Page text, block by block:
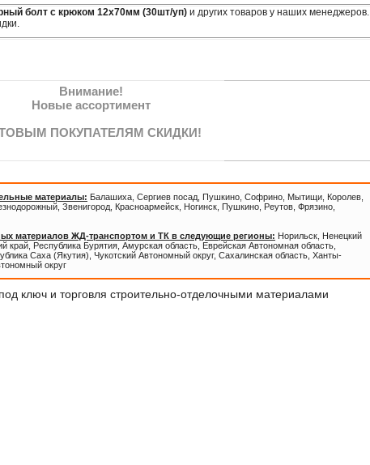
болт с крюком 12х70мм (30шт/уп) и других товаров у наших менеджеров.
Внимание!
Новые ассортимент
ПОКУПАТЕЛЯМ СКИДКИ!
материалы: Балашиха, Сергиев посад, Пушкино, Софрино, Мытищи, Королев,
Звенигород, Красноармейск, Ногинск, Пушкино, Реутов, Фрязино,
материалов ЖД-транспортом и ТК в следующие регионы: Норильск, Ненецкий
край, Республика Бурятия, Амурская область, Еврейская Автономная область,
Саха (Якутия), Чукотский Автономный округ, Сахалинская область, Ханты-
округ